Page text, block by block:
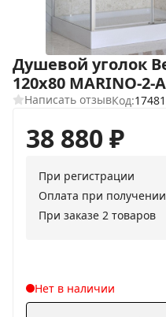
Душевой уголок
120x80 MARINO-2-
Написать отзывКод:
38 880₽
При регистрации
Оплата при получении
При заказе 2 товаров
Нет в наличии